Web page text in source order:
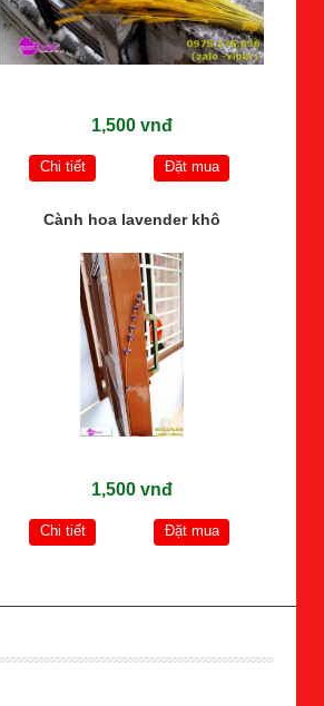
1,500 vnđ
Chi tiết Đặt mua
Cành hoa lavender khô
1,500 vnđ
Chi tiết Đặt mua